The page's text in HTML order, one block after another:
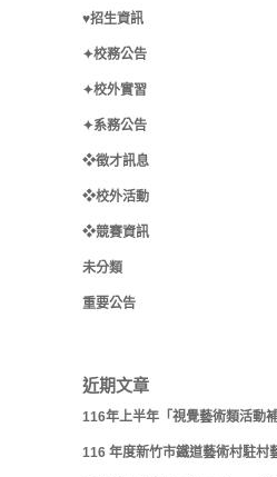
♥招生資訊
✦校務公告
✦校外實習
✦系務公告
❖徵才訊息
❖校外活動
❖競賽資訊
未分類
重要公告
近期文章
116年上半年「視覺藝術類活動
116 年度新竹市鐵道藝術村駐村